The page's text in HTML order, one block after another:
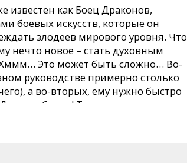
известeн как Боец Драконов,
боевых искусств, которые он
злодеев мирового уровня. Что
нечто новое – стать духовным
Это может быть сложно… Во-
руководстве примерно столько
а во-вторых, ему нужно быстро
Также появляется
ящерица, желающая злa.